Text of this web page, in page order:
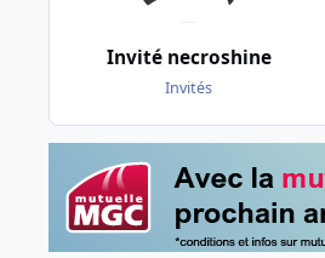
Invité necroshine
Invités